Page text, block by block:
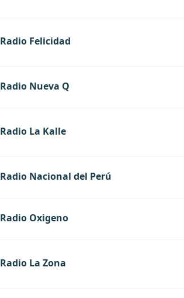
Radio Felicidad
Radio Nueva Q
Radio La Kalle
Radio Nacional del Perú
Radio Oxigeno
Radio La Zona